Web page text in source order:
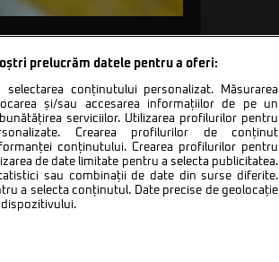
prelucrăm datele pentru a oferi:
conținutului personalizat. Măsurarea
și/sau accesarea informațiilor de pe un
serviciilor. Utilizarea profilurilor pentru
Crearea profilurilor de conținut
conținutului. Crearea profilurilor pentru
de date limitate pentru a selecta publicitatea.
sau combinații de date din surse diferite.
a selecta conținutul. Date precise de geolocație